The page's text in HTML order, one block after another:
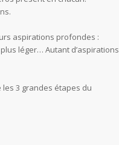
aspirations profondes :
léger… Autant d’aspirations
3 grandes étapes du